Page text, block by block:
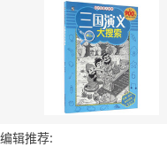
编辑推荐: